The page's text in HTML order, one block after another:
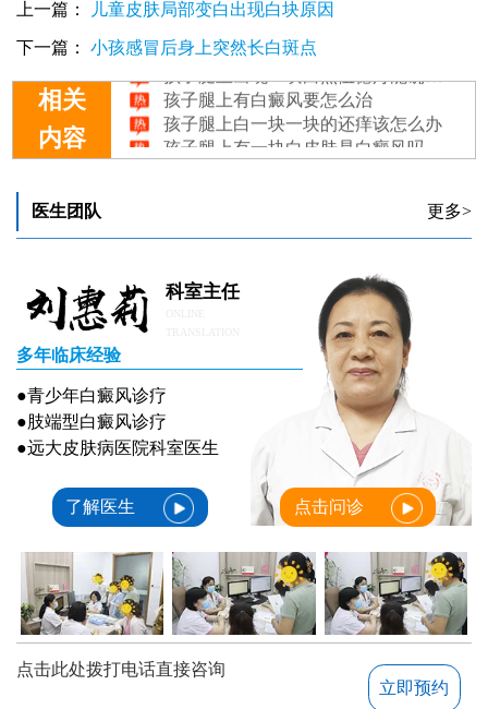
上一篇： 儿童皮肤局部变白出现白块原因
下一篇： 小孩感冒后身上突然长白斑点
相关
内容
孩子腿上出现一块白照伍德灯能确诊吗
孩子腿上有白癜风要怎么治
孩子腿上白一块一块的还痒该怎么办
孩子腿上有一块白皮肤是白癜风吗
孩子腿上有点白怎么检查是不是白癜风
医生团队 更多>
科室主任
多年临床经验
●青少年白癜风诊疗
●肢端型白癜风诊疗
●远大皮肤病医院科室医生
了解医生 点击问诊
点击此处拨打电话直接咨询
立即预约